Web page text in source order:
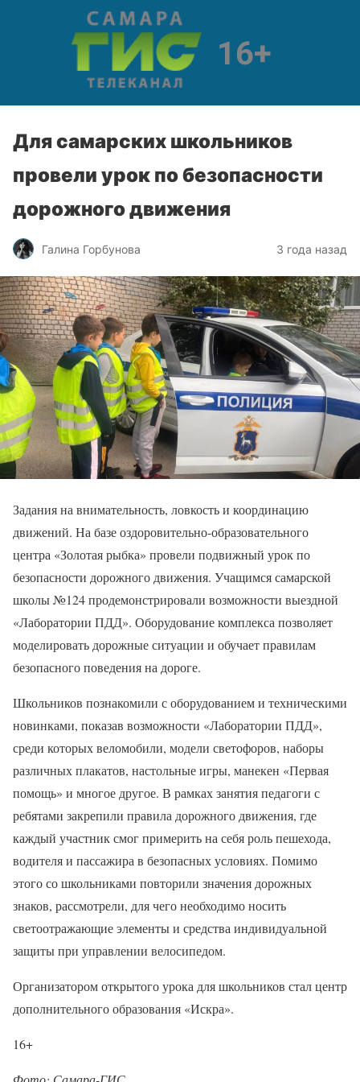
Для самарских школьников
провели урок по безопасности
дорожного движения
Галина Горбунова 3 года назад
Задания на внимательность, ловкость и координацию
движений. На базе оздоровительно-образовательного
центра «Золотая рыбка» провели подвижный урок по
безопасности дорожного движения. Учащимся самарской
школы №124 продемонстрировали возможности выездной
«Лаборатории ПДД». Оборудование комплекса позволяет
моделировать дорожные ситуации и обучает правилам
безопасного поведения на дороге.
Школьников познакомили с оборудованием и техническими
новинками, показав возможности «Лаборатории ПДД»,
среди которых веломобили, модели светофоров, наборы
различных плакатов, настольные игры, манекен «Первая
помощь» и многое другое. В рамках занятия педагоги с
ребятами закрепили правила дорожного движения, где
каждый участник смог примерить на себя роль пешехода,
водителя и пассажира в безопасных условиях. Помимо
этого со школьниками повторили значения дорожных
знаков, рассмотрели, для чего необходимо носить
светоотражающие элементы и средства индивидуальной
защиты при управлении велосипедом.
Организатором открытого урока для школьников стал центр
дополнительного образования «Искра».
16+